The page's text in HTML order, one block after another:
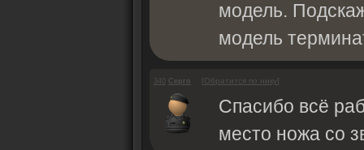
модель.
модель
Серго [Обратится по нику]
Спасибо всё
место ножа со